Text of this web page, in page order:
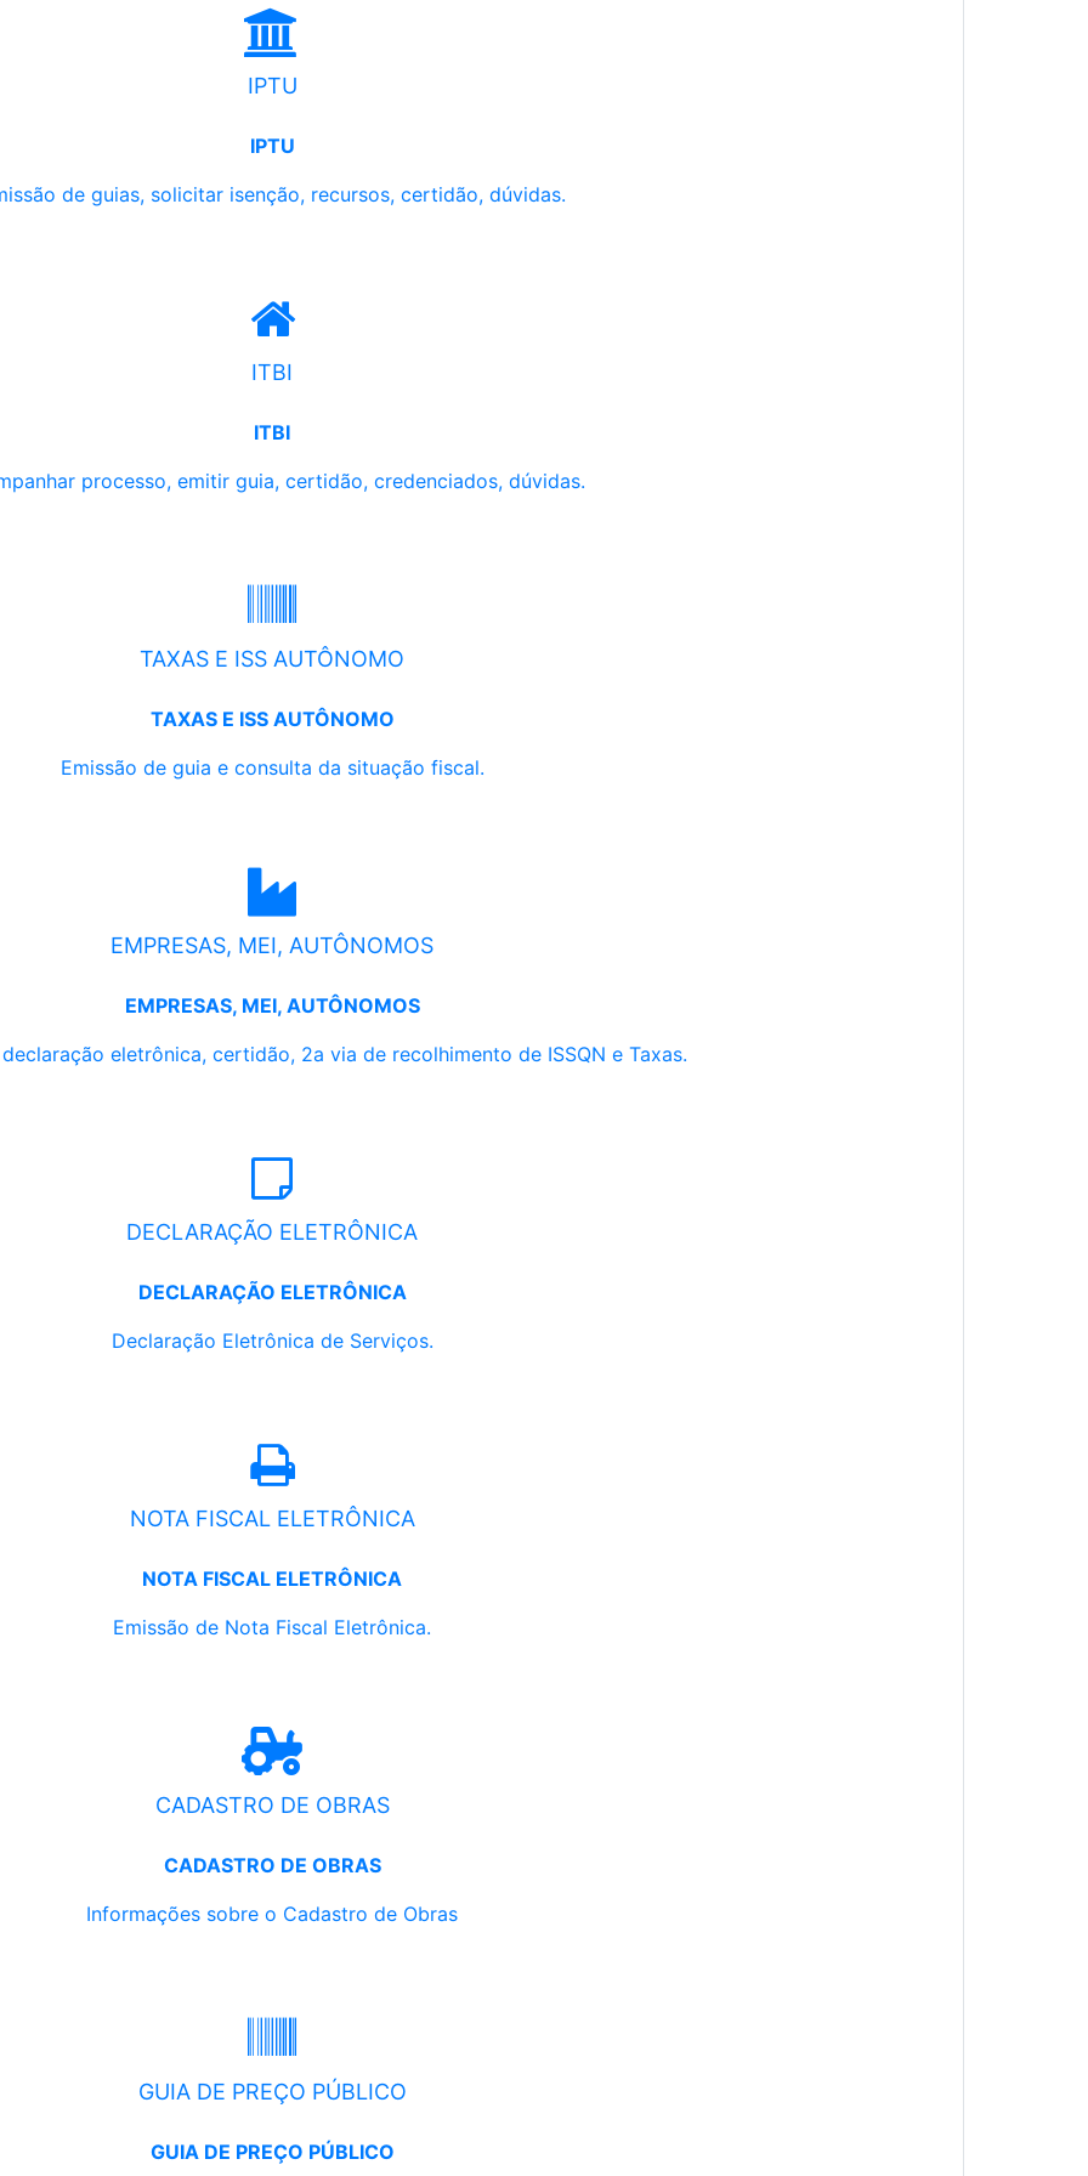
IPTU
IPTU
de guias, solicitar isenção, recursos, certidão, dúvidas.
ITBI
ITBI
processo, emitir guia, certidão, credenciados, dúvidas.
TAXAS E ISS AUTÔNOMO
TAXAS E ISS AUTÔNOMO
Emissão de guia e consulta da situação fiscal.
EMPRESAS, MEI, AUTÔNOMOS
EMPRESAS, MEI, AUTÔNOMOS
eletrônica, certidão, 2a via de recolhimento de ISSQN e Taxas.
DECLARAÇÃO ELETRÔNICA
DECLARAÇÃO ELETRÔNICA
Declaração Eletrônica de Serviços.
NOTA FISCAL ELETRÔNICA
NOTA FISCAL ELETRÔNICA
Emissão de Nota Fiscal Eletrônica.
CADASTRO DE OBRAS
CADASTRO DE OBRAS
Informações sobre o Cadastro de Obras
GUIA DE PREÇO PÚBLICO
GUIA DE PREÇO PÚBLICO